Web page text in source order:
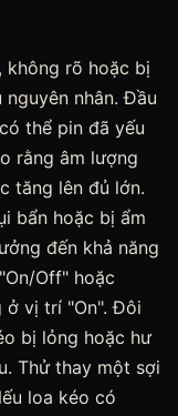
không rõ hoặc bị
nhân. Đầu
thể pin đã yếu
rằng âm lượng
tăng lên đủ lớn.
bẩn hoặc bị ẩm
đến khả năng
Off" hoặc
ở vị trí "On". Đôi
bị lỏng hoặc hư
Thử thay một sợi
loa kéo có